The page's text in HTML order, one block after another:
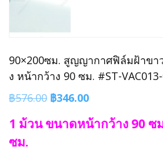
90×200ซม. สูญญากาศฟิล์มฝ้าขา
ง หน้ากว้าง 90 ซม. #ST-
฿576.00 Original
was:
฿346.00Current
is:
1 ม้วน ขนาดหน้ากว้าง 90 ซ
ซม.